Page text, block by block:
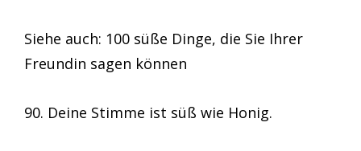
Siehe auch: 100 süße Dinge, die Sie Ihrer
Freundin sagen können
90. Deine Stimme ist süß wie Honig.